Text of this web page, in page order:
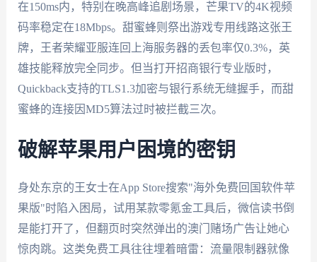
在150ms内，特别在晚高峰追剧场景，芒果TV的4K视频
码率稳定在18Mbps。甜蜜蜂则祭出游戏专用线路这张王
牌，王者荣耀亚服连回上海服务器的丢包率仅0.3%，英
雄技能释放完全同步。但当打开招商银行专业版时，
Quickback支持的TLS1.3加密与银行系统无缝握手，而甜
蜜蜂的连接因MD5算法过时被拦截三次。
破解苹果用户困境的密钥
身处东京的王女士在App Store搜索"海外免费回国软件苹
果版"时陷入困局，试用某款零氪金工具后，微信读书倒
是能打开了，但翻页时突然弹出的澳门赌场广告让她心
惊肉跳。这类免费工具往往埋着暗雷：流量限制器就像